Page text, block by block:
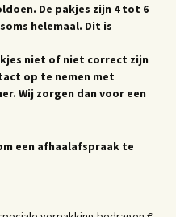
De pakjes zijn 4 tot 6
helemaal. Dit is
niet of niet correct zijn
op te nemen met
Wij zorgen dan voor een
een afhaalafspraak te